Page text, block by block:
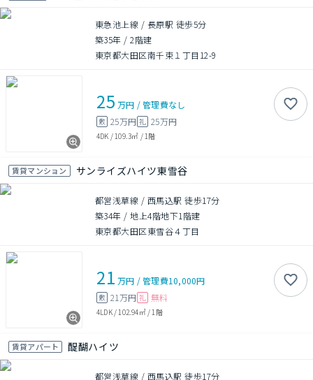
東急池上線 / 長原駅 徒歩5分
築35年 /2階建
東京都大田区南千束１丁目12-9
25 万円 /管理費なし
敷 25万円 礼 25万円
4DK / 109.3㎡ / 1階
賃貸マンション サンライズハイツ東雪谷
都営浅草線 / 西馬込駅 徒歩17分
築34年 /地上4階地下1階建
東京都大田区東雪谷４丁目
21 万円 /管理費10,000円
敷 21万円 礼 無料
4LDK/ 102.94㎡/ 1階
賃貸アパート 醍醐ハイツ
都営浅草線 / 西馬込駅 徒歩17分